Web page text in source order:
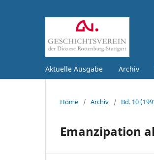
Aktuelle Ausgabe Archiv
Home / Archiv / Bd. 10
Emanzipation